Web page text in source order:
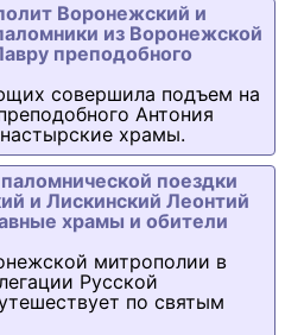
Воронежский и
из Воронежской
преподобного
совершила подъем на
Антония
храмы.
поездки
и Лискинский Леонтий
храмы и обители
митрополии в
Русской
по святым